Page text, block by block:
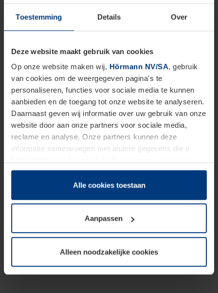
Toestemming Details Over
Deze website maakt gebruik van cookies
Op onze website maken wij, Hörmann NV/SA, gebruik
van cookies om de weergegeven pagina's te
personaliseren, functies voor sociale media te kunnen
aanbieden en de toegang tot onze website te analyseren.
Daarnaast geven wij informatie over uw gebruik van onze
website door aan onze partners voor sociale media,
reclame en analyse. Onze partners kunnen deze
informatie samenvoegen met andere gegevens die u
hun diensten hebben verzameld.
Juridisch hebben wij het recht om cookies op uw
van deze pagina's absoluut vereist is. Voor alle andere
soorten cookies is uw toestemming benodigd. Uw
toestemming kunt u op elk moment bij de uitleg van de
wijzigen of herroepen.
Alle cookies toestaan
Aanpassen
Alleen noodzakelijke cookies